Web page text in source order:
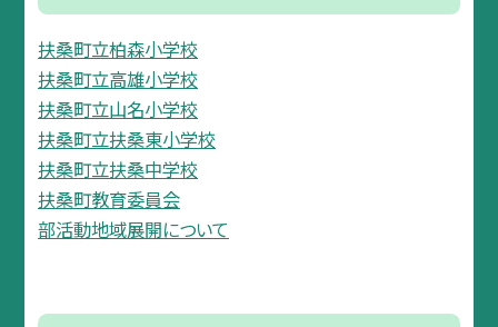
扶桑町立柏森小学校
扶桑町立高雄小学校
扶桑町立山名小学校
扶桑町立扶桑東小学校
扶桑町立扶桑中学校
扶桑町教育委員会
部活動地域展開について